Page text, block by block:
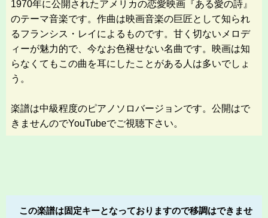
1970年に公開されたアメリカの恋愛映画『ある愛の詩』
のテーマ音楽です。作曲は映画音楽の巨匠として知られ
るフランシス・レイによるものです。甘く切ないメロデ
ィーが魅力的で、今なお色褪せない名曲です。映画は知
らなくてもこの曲を耳にしたことがある人は多いでしょ
う。
楽譜は中級程度のピアノソロバージョンです。公開はで
きませんのでYouTubeでご視聴下さい。
この楽譜は固定キーとなっておりますので移調はできませ